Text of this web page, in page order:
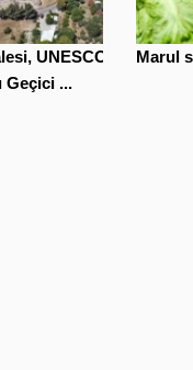
UNESCO
Geçici ...
Marul